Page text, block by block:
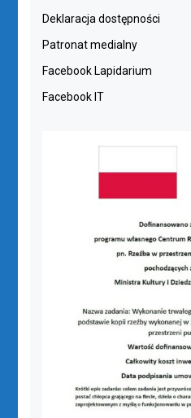
Deklaracja dostępności
Patronat medialny
Facebook Lapidarium
Facebook IT